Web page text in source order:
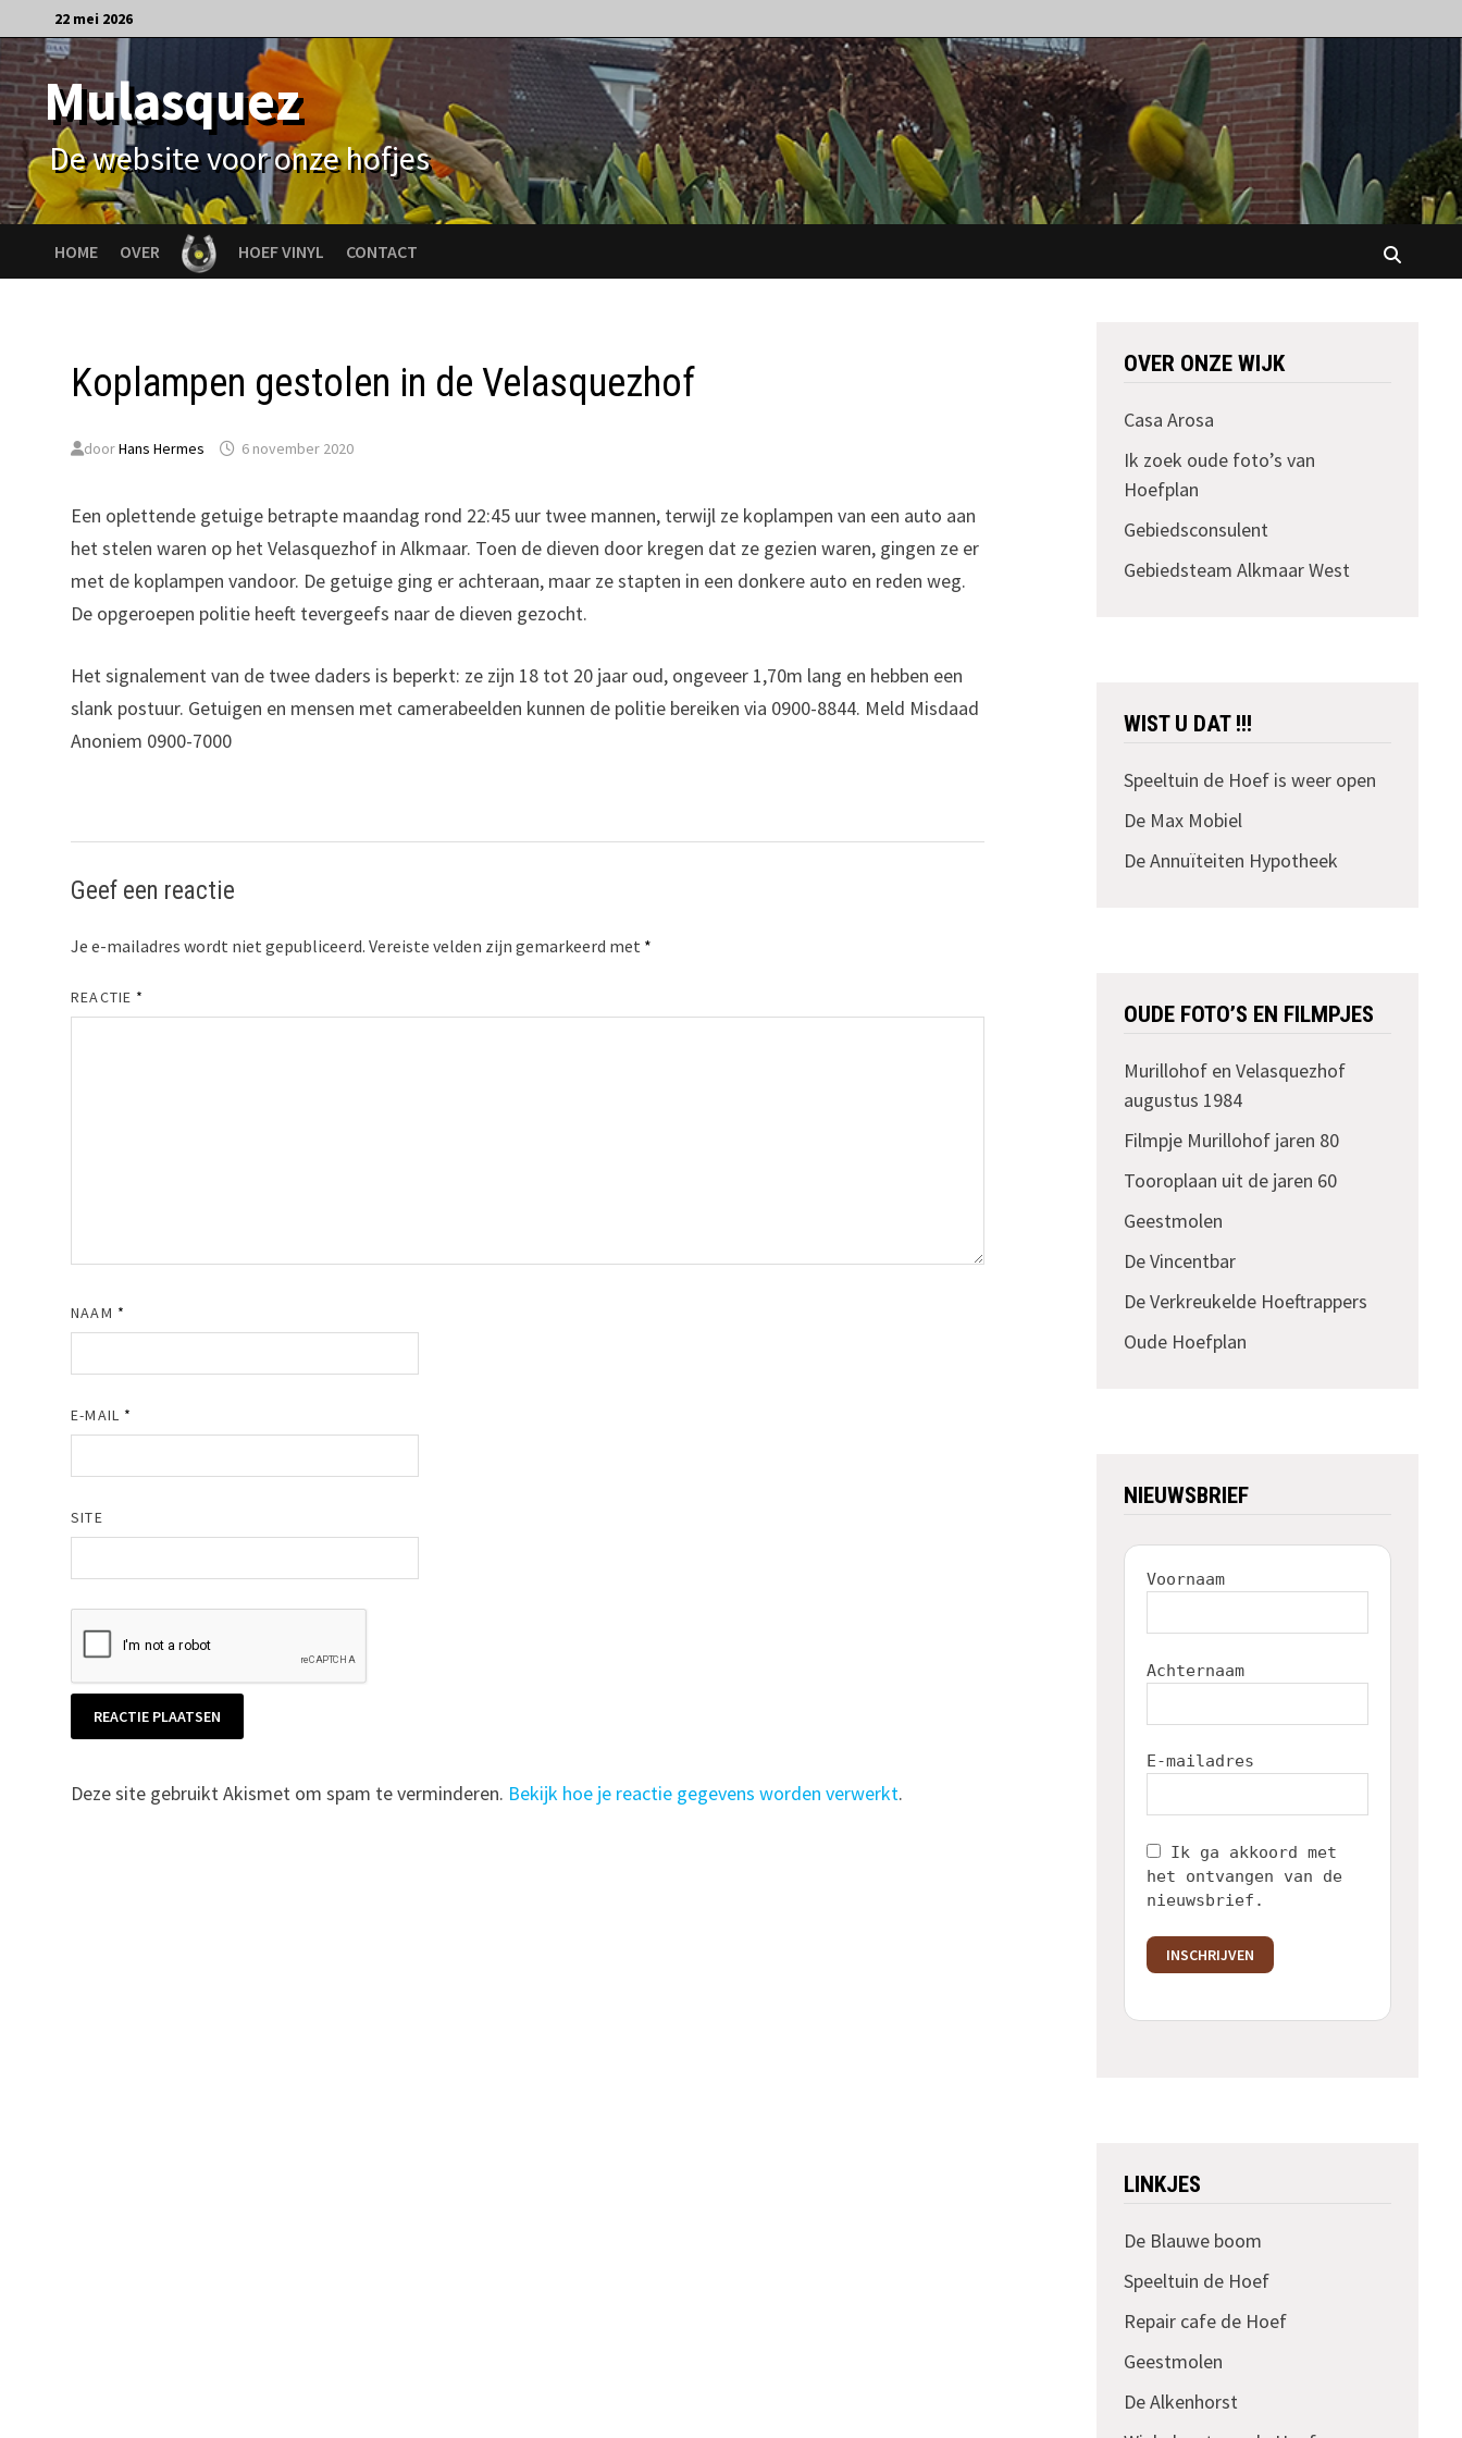
naar
de
inhoud
22 mei 2026
Mulasquez
De website voor onze hofjes
HOME OVER HOEF VINYL CONTACT
Koplampen gestolen in de Velasquezhof
doorHans Hermes 6 november 2020
Een oplettende getuige betrapte maandag rond 22:45 uur twee mannen, terwijl ze koplampen van een auto aan
het stelen waren op het Velasquezhof in Alkmaar. Toen de dieven door kregen dat ze gezien waren, gingen ze er
met de koplampen vandoor. De getuige ging er achteraan, maar ze stapten in een donkere auto en reden weg.
De opgeroepen politie heeft tevergeefs naar de dieven gezocht.
Het signalement van de twee daders is beperkt: ze zijn 18 tot 20 jaar oud, ongeveer 1,70m lang en hebben een
slank postuur. Getuigen en mensen met camerabeelden kunnen de politie bereiken via 0900-8844. Meld Misdaad
Anoniem 0900-7000
Geef een reactie
Je e-mailadres wordt niet gepubliceerd. Vereiste velden zijn gemarkeerd met *
REACTIE *
NAAM *
E-MAIL *
SITE
Deze site gebruikt Akismet om spam te verminderen. Bekijk hoe je reactie gegevens worden verwerkt.
OVER ONZE WIJK
Casa Arosa
Ik zoek oude foto’s van
Hoefplan
Gebiedsconsulent
Gebiedsteam Alkmaar West
WIST U DAT !!!
Speeltuin de Hoef is weer open
De Max Mobiel
De Annuïteiten Hypotheek
OUDE FOTO’S EN FILMPJES
Murillohof en Velasquezhof
augustus 1984
Filmpje Murillohof jaren 80
Tooroplaan uit de jaren 60
Geestmolen
De Vincentbar
De Verkreukelde Hoeftrappers
Oude Hoefplan
NIEUWSBRIEF
Voornaam
Achternaam
E-mailadres
Ik ga akkoord met
het ontvangen van de
nieuwsbrief.
INSCHRIJVEN
LINKJES
De Blauwe boom
Speeltuin de Hoef
Repair cafe de Hoef
Geestmolen
De Alkenhorst